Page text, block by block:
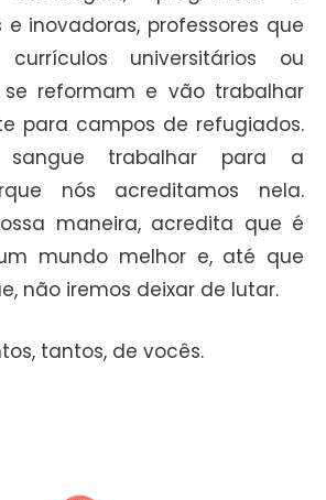
inovadoras, professores que
universitários ou
reformam e vão trabalhar
para campos de refugiados.
sangue trabalhar para a
nós acreditamos nela.
maneira, acredita que é
mundo melhor e, até que
não iremos deixar de lutar.
tantos, de vocês.